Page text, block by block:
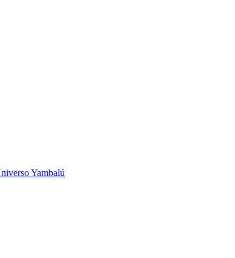
Yambalú